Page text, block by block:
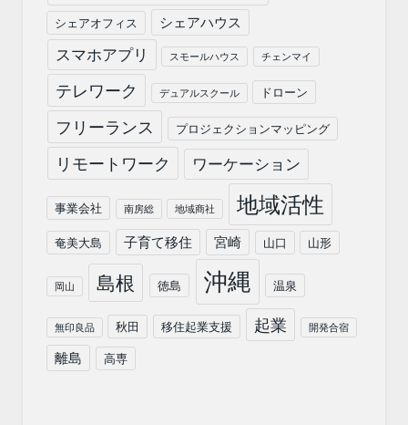
シェアオフィス シェアハウス
スマホアプリ スモールハウス チェンマイ
テレワーク デュアルスクール ドローン
フリーランス プロジェクションマッピング
リモートワーク ワーケーション
事業会社 南房総 地域商社 地域活性
奄美大島 子育て移住 宮崎 山口 山形
岡山 島根 徳島 沖縄 温泉
無印良品 秋田 移住起業支援 起業 開発合宿
離島 高専